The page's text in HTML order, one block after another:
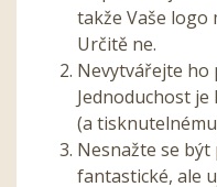
takže Vaše logo
Určitě ne.
Nevytvářejte ho
Jednoduchost
(a
Nesnažte se
fantastické, ale